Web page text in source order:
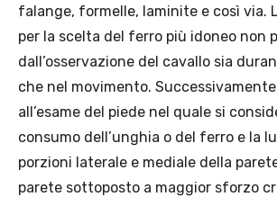
falange, formelle, laminite e così via.
per la scelta del ferro più idoneo non
dall’osservazione del cavallo sia
che nel movimento.
all’esame del piede nel quale si
consumo dell’unghia o del ferro e la
porzioni laterale e mediale della
parete sottoposto a maggior sforzo